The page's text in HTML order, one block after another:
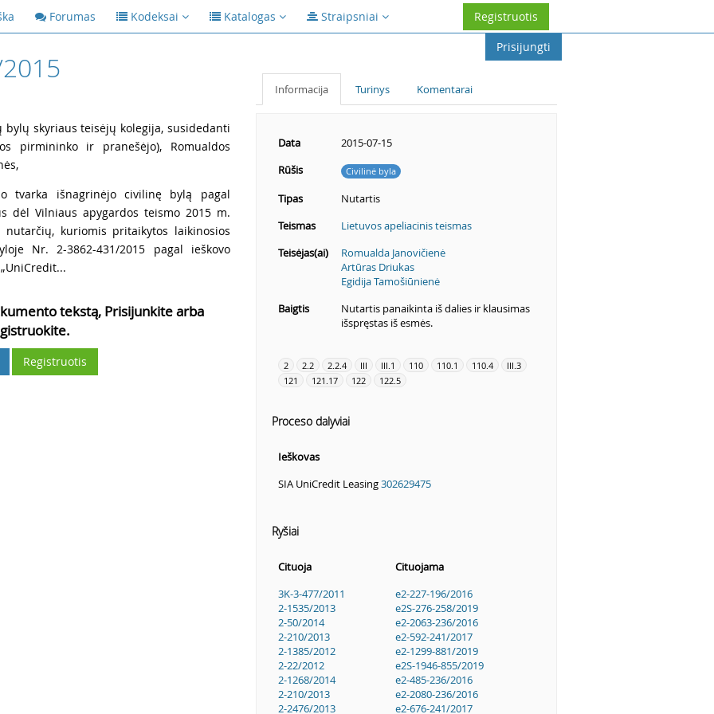
Forumas Kodeksai Katalogas Straipsniai
Registruotis
Prisijungti
skyriaus teisėjų kolegija, susidedanti
pirmininko ir pranešėjo), Romualdos
tvarka išnagrinėjo civilinę bylą pagal
dėl Vilniaus apygardos teismo 2015 m.
kuriomis pritaikytos laikinosios
Nr. 2-3862-431/2015 pagal ieškovo
tekstą, Prisijunkite arba
Registruotis
Informacija Turinys Komentarai
Data
2015-07-15
Rūšis
Civilinė byla
Tipas
Nutartis
Teismas
Lietuvos apeliacinis teismas
Teisėjas(ai)
Romualda Janovičienė
Artūras Driukas
Egidija Tamošiūnienė
Baigtis
Nutartis panaikinta iš dalies ir klausimas
išspręstas iš esmės.
2 2.2 2.2.4 III III.1 110 110.1 110.4
III.3
121
121.17 122 122.5
Proceso dalyviai
Ieškovas
SIA UniCredit Leasing302629475
Ryšiai
Cituoja
Cituojama
3K-3-477/2011
2-1535/2013
2-50/2014
2-210/2013
2-1385/2012
2-22/2012
2-1268/2014
2-210/2013
2-2476/2013
e2-227-196/2016
e2S-276-258/2019
e2-2063-236/2016
e2-592-241/2017
e2-1299-881/2019
e2S-1946-855/2019
e2-485-236/2016
e2-2080-236/2016
e2-676-241/2017